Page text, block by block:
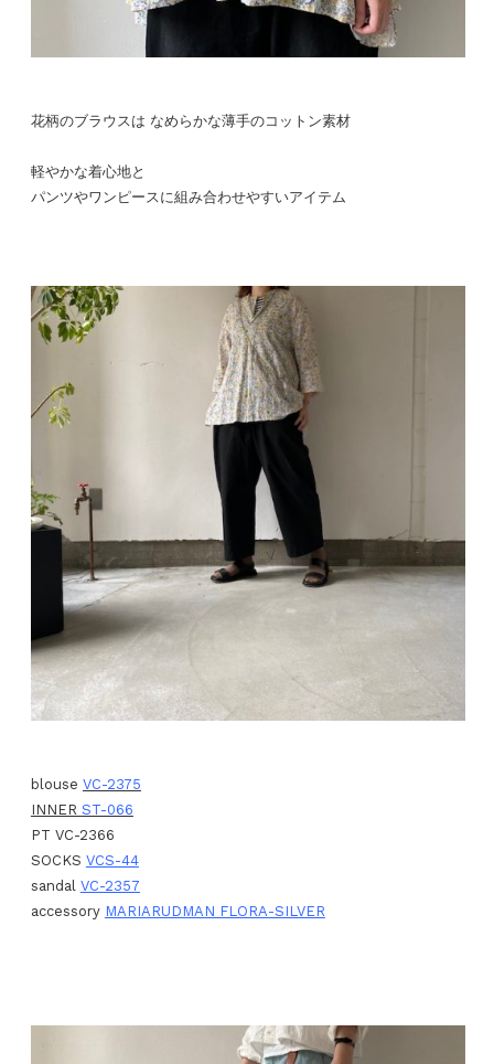
花柄のブラウスは なめらかな薄手のコットン素材
軽やかな着心地と
パンツやワンピースに組み合わせやすいアイテム
blouse VC-2375
INNER ST-066
PT VC-2366
SOCKS VCS-44
sandal VC-2357
accessory MARIARUDMAN FLORA-SILVER